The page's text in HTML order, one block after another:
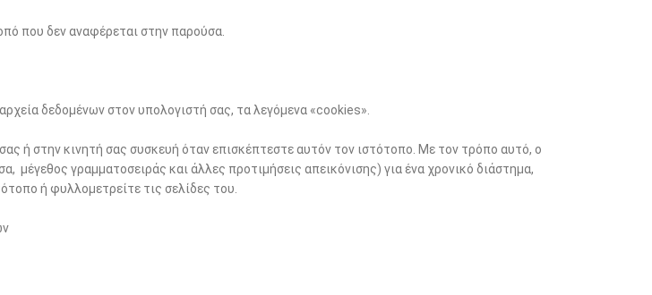
που δεν αναφέρεται στην παρούσα.
δεδομένων στον υπολογιστή σας, τα λεγόμενα «cookies».
ή στην κινητή σας συσκευή όταν επισκέπτεστε αυτόν τον ιστότοπο. Με τον τρόπο αυτό, ο
γραμματοσειράς και άλλες προτιμήσεις απεικόνισης) για ένα χρονικό διάστημα,
ή φυλλομετρείτε τις σελίδες του.